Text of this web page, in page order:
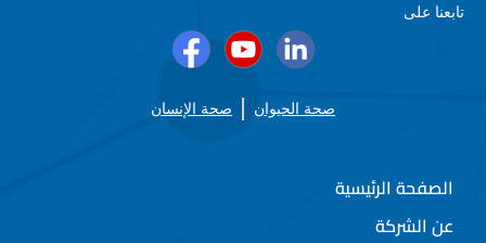
تابعنا على
صحة الحيوان صحة الإنسان
الصفحة الرئيسية
عن الشركة